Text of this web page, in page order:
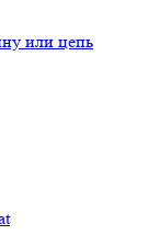
или цепь